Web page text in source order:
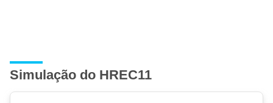
Simulação do HREC11